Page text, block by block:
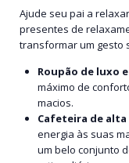
Ajude seu pai a
presentes de
transformar um gesto
Roupão de luxo
máximo de
macios.
Cafeteira de
energia às suas
um belo conjunto